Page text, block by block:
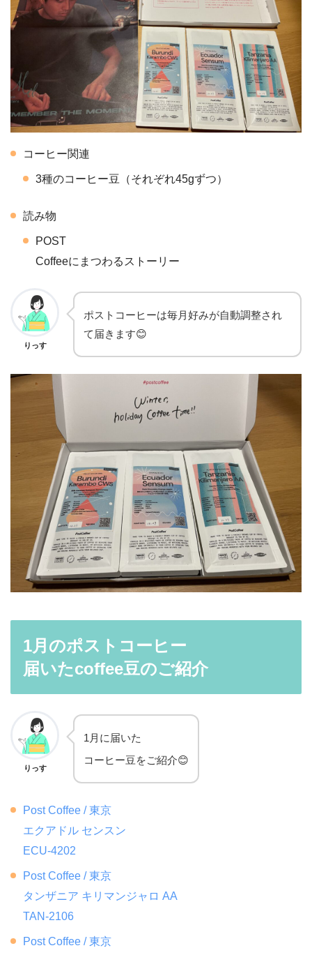
コーヒー関連
3種のコーヒー豆（それぞれ45gずつ）
読み物
POST
Coffeeにまつわるストーリー
りっす
ポストコーヒーは毎月好みが自動調整され
て届きます😊
1月のポストコーヒー
届いたcoffee豆のご紹介
りっす
1月に届いた
コーヒー豆をご紹介😊
Post Coffee / 東京
エクアドル センスン
ECU-4202
Post Coffee / 東京
タンザニア キリマンジャロ AA
TAN-2106
Post Coffee / 東京